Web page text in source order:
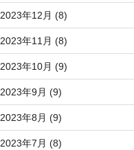
2023年12月 (8)
2023年11月 (8)
2023年10月 (9)
2023年9月 (9)
2023年8月 (9)
2023年7月 (8)